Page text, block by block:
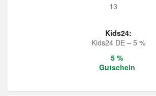
Kids24:
Kids24 DE – 5 %
5 %
Gutschein